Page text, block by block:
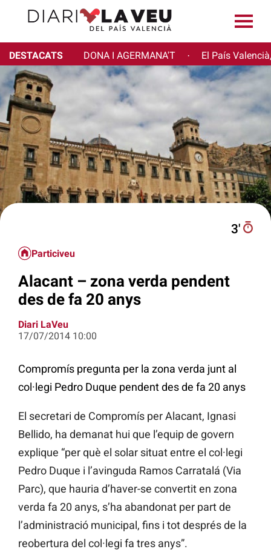
DESTACATS DONA I AGERMANA'T · El País
3′
Particiveu
Alacant – zona verda pendent
des de fa 20 anys
Diari LaVeu
17/07/2014 10:00
Compromís pregunta per la zona verda junt al
col·legi Pedro Duque pendent des de fa 20 anys
El secretari de Compromís per Alacant, Ignasi
Bellido, ha demanat hui que l’equip de govern
explique “per què el solar situat entre el col·legi
Pedro Duque i l’avinguda Ramos Carratalá (Via
Parc), que hauria d’haver-se convertit en zona
verda fa 20 anys, s’ha abandonat per part de
l’administració municipal, fins i tot després de la
reobertura del col·legi fa tres anys”.